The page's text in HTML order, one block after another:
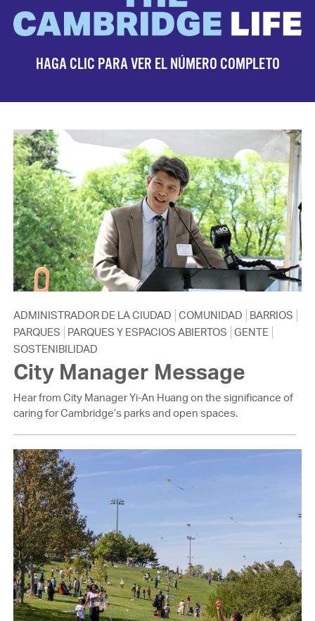
HAGA CLIC PARA VER EL NÚMERO COMPLETO
ADMINISTRADOR DE LA CIUDAD COMUNIDAD
BARRIOS
PARQUES
PARQUES Y ESPACIOS ABIERTOS GENTE
SOSTENIBILIDAD
City Manager Message
Hear from City Manager Yi-An Huang on the significance of
caring for Cambridge’s parks and open spaces.